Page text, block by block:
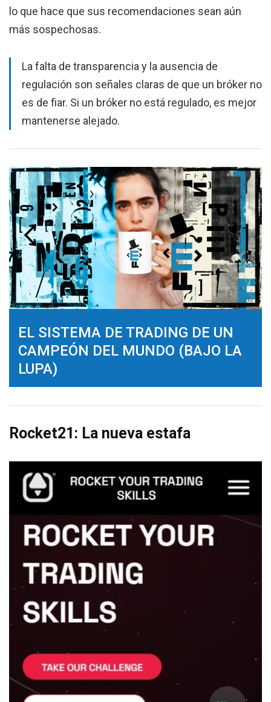
lo que hace que sus recomendaciones sean aún
más sospechosas.
La falta de transparencia y la ausencia de
regulación son señales claras de que un bróker no
es de fiar. Si un bróker no está regulado, es mejor
mantenerse alejado.
EL SISTEMA DE TRADING DE UN
CAMPEÓN DEL MUNDO (BAJO LA
LUPA)
Rocket21: La nueva estafa